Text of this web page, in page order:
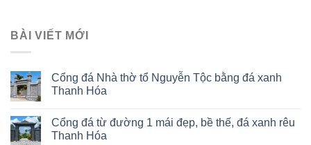
BÀI VIẾT MỚI
Cổng đá Nhà thờ tổ Nguyễn Tộc bằng đá xanh
Thanh Hóa
Cổng đá từ đường 1 mái đẹp, bề thế, đá xanh rêu
Thanh Hóa